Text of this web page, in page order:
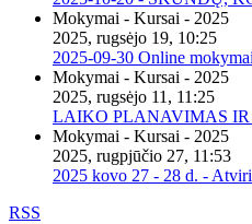
Mokymai - Kursai - 2025
2025, rugsėjo 19, 10:25
2025-09-30 Online
Mokymai - Kursai - 2025
2025, rugsėjo 11, 11:25
LAIKO PLANAVIMAS IR
Mokymai - Kursai - 2025
2025, rugpjūčio 27, 11:53
2025 kovo 27 - 28 d. -
RSS